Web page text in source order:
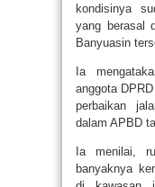
kondisinya
yang berasal
Banyuasin
Ia
anggota
perbaikan
dalam APBD
Ia menilai,
banyaknya